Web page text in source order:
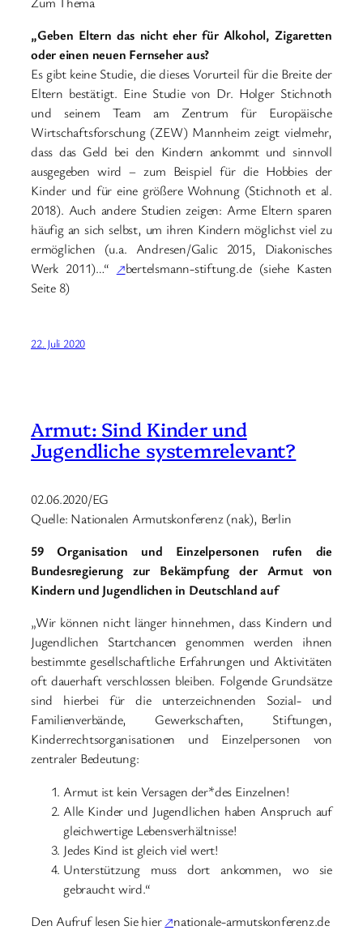
„Geben Eltern das nicht eher für Alkohol, Zigaretten
oder einen neuen Fernseher aus?
Es gibt keine Studie, die dieses Vorurteil für die Breite der
Eltern bestätigt. Eine Studie von Dr. Holger Stichnoth
und seinem Team am Zentrum für Europäische
Wirtschaftsforschung (ZEW) Mannheim zeigt vielmehr,
dass das Geld bei den Kindern ankommt und sinnvoll
ausgegeben wird – zum Beispiel für die Hobbies der
Kinder und für eine größere Wohnung (Stichnoth et al.
2018). Auch andere Studien zeigen: Arme Eltern sparen
häufig an sich selbst, um ihren Kindern möglichst viel zu
ermöglichen (u.a. Andresen/Galic 2015, Diakonisches
Werk 2011)…“ ↗bertelsmann-stiftung.de (siehe Kasten
Seite 8)
22. Juli 2020
Armut: Sind Kinder und
Jugendliche systemrelevant?
02.06.2020/EG
Quelle: Nationalen Armutskonferenz (nak), Berlin
59 Organisation und Einzelpersonen rufen die
Bundesregierung zur Bekämpfung der Armut von
Kindern und Jugendlichen in Deutschland auf
„Wir können nicht länger hinnehmen, dass Kindern und
Jugendlichen Startchancen genommen werden ihnen
bestimmte gesellschaftliche Erfahrungen und Aktivitäten
oft dauerhaft verschlossen bleiben. Folgende Grundsätze
sind hierbei für die unterzeichnenden Sozial- und
Familienverbände, Gewerkschaften, Stiftungen,
Kinderrechtsorganisationen und Einzelpersonen von
zentraler Bedeutung:
Armut ist kein Versagen der*des Einzelnen!
Alle Kinder und Jugendlichen haben Anspruch auf
gleichwertige Lebensverhältnisse!
Jedes Kind ist gleich viel wert!
Unterstützung muss dort ankommen, wo sie
gebraucht wird.“
Den Aufruf lesen Sie hier↗nationale-armutskonferenz.de